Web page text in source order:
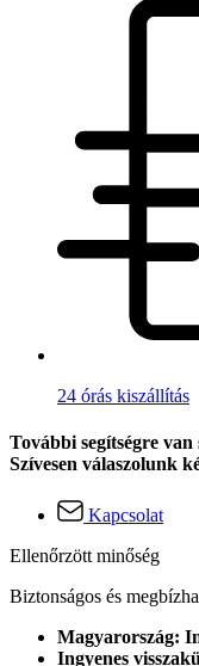
24 órás kiszállítás
További segítségre van
Szívesen válaszolunk
Kapcsolat
Ellenőrzött minőség
Biztonságos és
Magyarország:
Ingyenes